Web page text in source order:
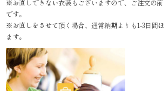
※お直しできない衣装もございますので、ご注文の
です。
※お直しをさせて頂く場合、通常納期よりも1-3日間
ます。